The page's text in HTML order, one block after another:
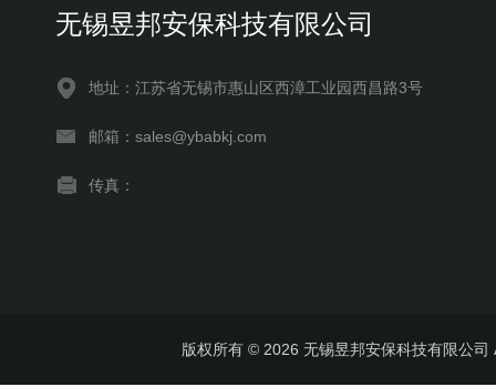
无锡昱邦安保科技有限公司
地址：江苏省无锡市惠山区西漳工业园西昌路3号
邮箱：sales@ybabkj.com
传真：
版权所有 © 2026 无锡昱邦安保科技有限